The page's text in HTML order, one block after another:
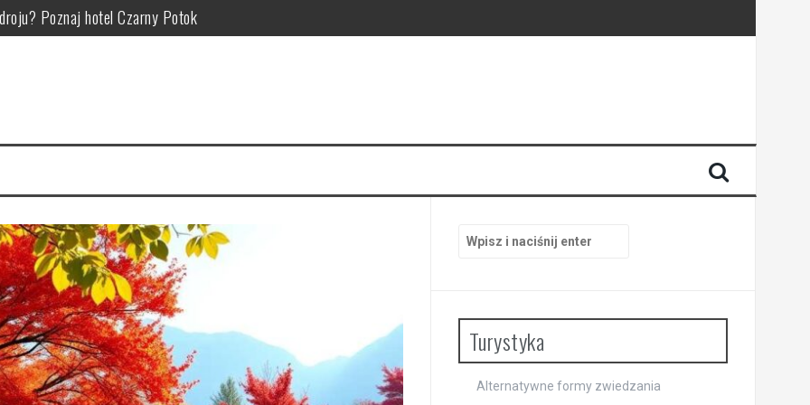
Poznaj hotel Czarny Potok
i pomysły na rodzinne wyprawy w góry
okolicy – jak wybrać nocleg pod kątem atrakcji i relaksu?
od czego zależy cena noclegów i atrakcji turystycznych
Turystyka
Alternatywne formy zwiedzania